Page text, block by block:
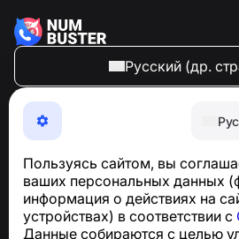
Пользуясь сайтом, вы
ваших персональных данных
информация о действиях на
устройствах) в соответствии с
Данные собираются с целью
Русский (др.
NumBuster © 2013—2026 ·
Максимально удобное
телефонных мошенников, спама
Для запросов по соблюдению
support@numbuster.com